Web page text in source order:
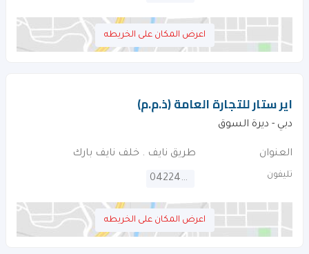
اعرض المكان على الخريطه
اير ستار للتجارة العامة (ذ.م.م)
دبي - ديرة السوق
العنوان طريق نايف . خلف نايف بارك
تليفون 042242781
اعرض المكان على الخريطه